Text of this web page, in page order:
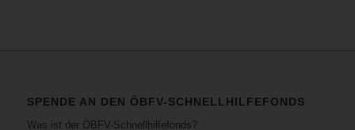
SPENDE AN DEN ÖBFV-SCHNELLHILFEFONDS
Was ist der ÖBFV-Schnellhilfefonds?